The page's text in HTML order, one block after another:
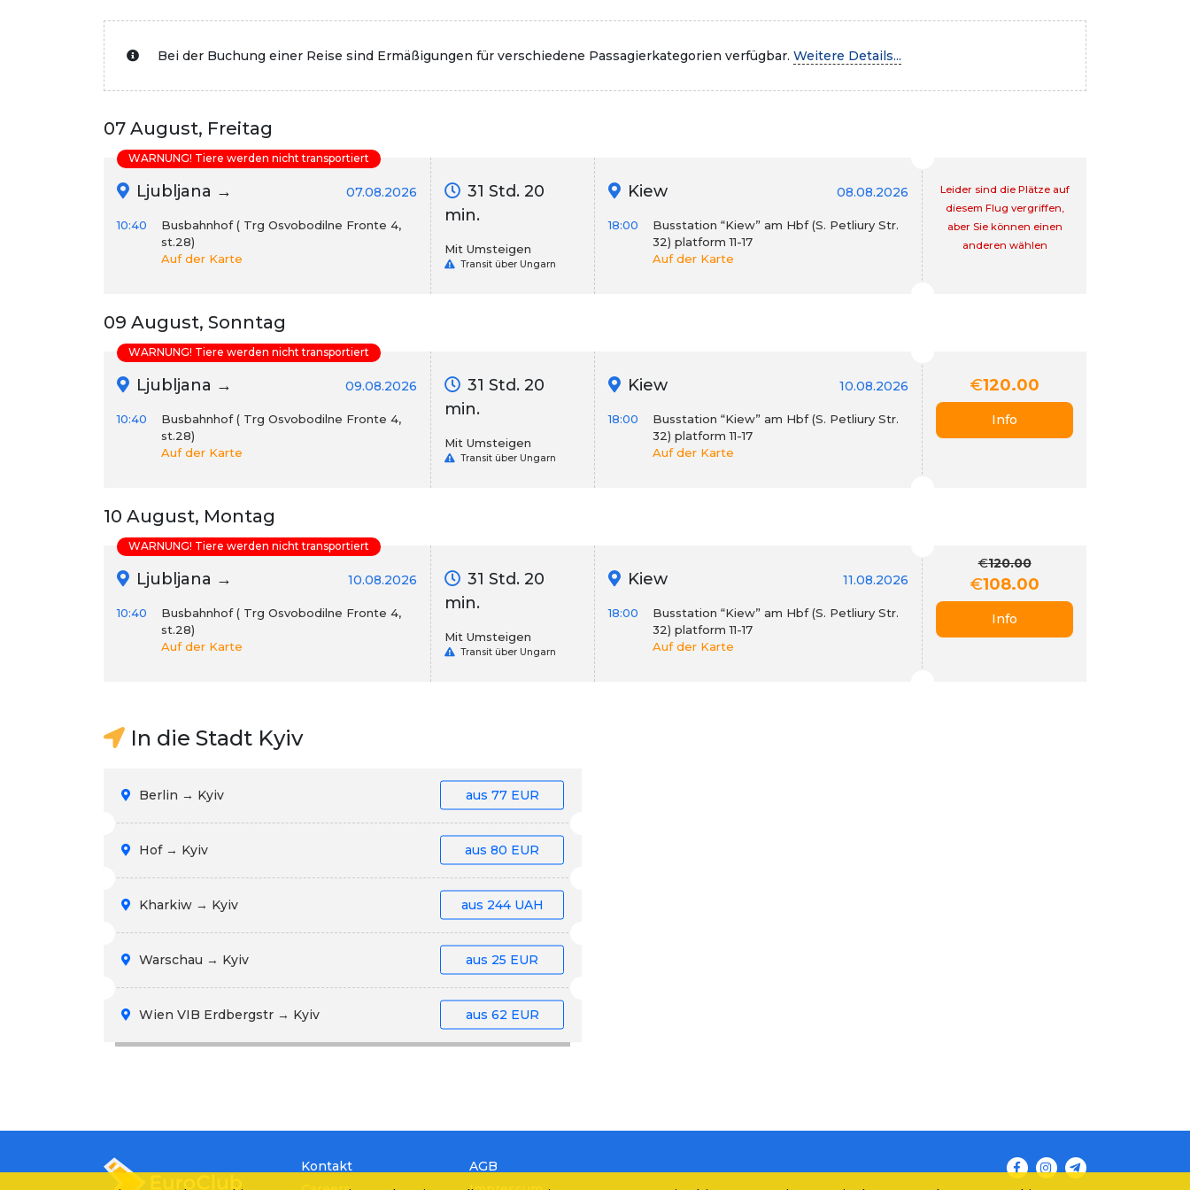
Bei der Buchung einer Reise sind Ermäßigungen für verschiedene Passagierkategorien verfügbar. Weitere Details...
07 August, Freitag
Ljubljana → 07.08.2026
10:40
Busbahnhof ( Trg Osvobodilne Fronte 4,
st.28)
Auf der Karte
31 Std. 20
min.
Mit Umsteigen
Transit über Ungarn
Kiew 08.08.2026
18:00
Busstation “Kiew” am Hbf (S. Petliury Str.
32) platform 11-17
Auf der Karte
Leider sind die Plätze auf
diesem Flug vergriffen,
aber Sie können einen
anderen wählen
WARNUNG! Tiere werden nicht transportiert
09 August, Sonntag
Ljubljana → 09.08.2026
10:40
Busbahnhof ( Trg Osvobodilne Fronte 4,
st.28)
Auf der Karte
31 Std. 20
min.
Mit Umsteigen
Transit über Ungarn
Kiew 10.08.2026
18:00
Busstation “Kiew” am Hbf (S. Petliury Str.
32) platform 11-17
Auf der Karte
€120.00
Info
WARNUNG! Tiere werden nicht transportiert
10 August, Montag
Ljubljana → 10.08.2026
10:40
Busbahnhof ( Trg Osvobodilne Fronte 4,
st.28)
Auf der Karte
31 Std. 20
min.
Mit Umsteigen
Transit über Ungarn
Kiew 11.08.2026
18:00
Busstation “Kiew” am Hbf (S. Petliury Str.
32) platform 11-17
Auf der Karte
€120.00
€108.00
Info
WARNUNG! Tiere werden nicht transportiert
In die Stadt Kyiv
Berlin → Kyiv aus 77 EUR
Hof → Kyiv aus 80 EUR
Kharkiw → Kyiv aus 244 UAH
Warschau → Kyiv aus 25 EUR
Wien VIB Erdbergstr → Kyiv aus 62 EUR
Kontakt
AGB